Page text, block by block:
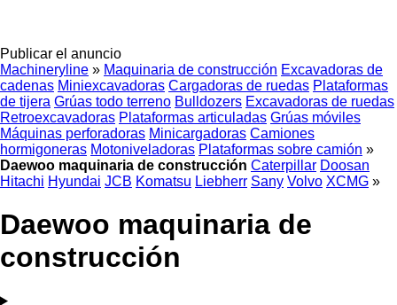
Publicar el anuncio
Machineryline » Maquinaria de construcción Excavadoras de
cadenas Miniexcavadoras Cargadoras de ruedas Plataformas
de tijera Grúas todo terreno Bulldozers Excavadoras de ruedas
Retroexcavadoras Plataformas articuladas Grúas móviles
Máquinas perforadoras Minicargadoras Camiones
hormigoneras Motoniveladoras Plataformas sobre camión »
Daewoo maquinaria de construcción Caterpillar Doosan
Hitachi Hyundai JCB Komatsu Liebherr Sany Volvo XCMG »
Daewoo maquinaria de
construcción